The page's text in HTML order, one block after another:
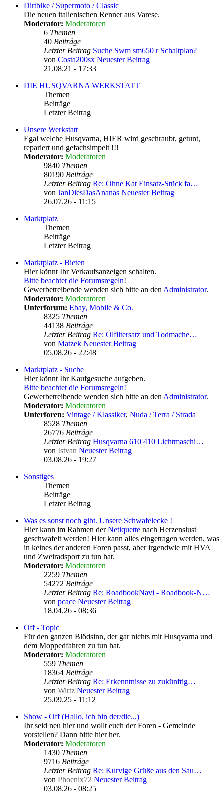
Dirtbike / Supermoto / Classic
Die neuen italienischen Renner aus Varese.
Moderator: Moderatoren
6 Themen
40 Beiträge
Letzter Beitrag Suche Swm sm650 r Schaltplan?
von Costa200sx Neuester Beitrag
21.08.21 - 17:33
DIE HUSQVARNA WERKSTATT
Themen
Beiträge
Letzter Beitrag
Unsere Werkstatt
Egal welche Husqvarna, HIER wird geschraubt, getunt,
repariert und gefachsimpelt !!!
Moderator: Moderatoren
9840 Themen
80190 Beiträge
Letzter Beitrag Re: Ohne Kat Einsatz-Stück fa…
von JanDiesDasAnanas Neuester Beitrag
26.07.26 - 11:15
Marktplatz
Themen
Beiträge
Letzter Beitrag
Marktplatz - Bieten
Hier könnt Ihr Verkaufsanzeigen schalten.
Bitte beachtet die Forumsregeln!
Gewerbetreibende wenden sich bitte an denAdministrator.
Moderator: Moderatoren
Unterforum: Ebay, Mobile & Co.
8325 Themen
44138 Beiträge
Letzter Beitrag Re: Ölfiltersatz und Todmache…
von Matzek Neuester Beitrag
05.08.26 - 22:48
Marktplatz - Suche
Hier könnt Ihr Kaufgesuche aufgeben.
Bitte beachtet die Forumsregeln!
Gewerbetreibende wenden sich bitte an denAdministrator.
Moderator: Moderatoren
Unterforen: Vintage / Klassiker, Nuda / Terra / Strada
8528 Themen
26776 Beiträge
Letzter Beitrag Husqvarna 610 410 Lichtmaschi…
von Istvan Neuester Beitrag
03.08.26 - 19:27
Sonstiges
Themen
Beiträge
Letzter Beitrag
Was es sonst noch gibt. Unsere Schwafelecke !
Hier kann im Rahmen derNetiquette nach Herzenslust
geschwafelt werden! Hier kann alles eingetragen werden, was
in keines der anderen Foren passt, aber irgendwie mit HVA
und Zweiradsport zu tun hat.
Moderator: Moderatoren
2259 Themen
54272 Beiträge
Letzter Beitrag Re: RoadbookNavi - Roadbook-N…
von pcace Neuester Beitrag
18.04.26 - 08:36
Off - Topic
Für den ganzen Blödsinn, der gar nichts mit Husqvarna und
dem Moppedfahren zu tun hat.
Moderator: Moderatoren
559 Themen
18364 Beiträge
Letzter Beitrag Re: Erkenntnisse zu zukünftig…
von Wirtz Neuester Beitrag
25.09.25 - 11:12
Show - Off (Hallo, ich bin der/die...)
Ihr seid neu hier und wollt euch der Foren - Gemeinde
vorstellen? Dann bitte hier her.
Moderator: Moderatoren
1430 Themen
9716 Beiträge
Letzter Beitrag Re: Kurvige Grüße aus den Sau…
von Phoenix72 Neuester Beitrag
03.08.26 - 08:25